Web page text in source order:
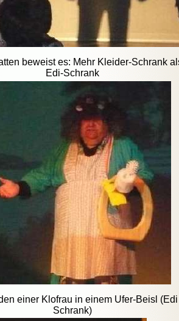
beweist es: Mehr Kleider-Schrank
Edi-Schrank
einer Klofrau in einem Ufer-Beisl (Edi
Schrank)